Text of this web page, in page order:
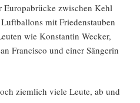
Euro­pa­brü­cke zwi­schen Kehl
mit Frie­dens­tau­ben
wie Kon­stan­tin Wecker,
Fran­cis­co und einer Sän­ge­rin
ziem­lich vie­le Leu­te, ab und